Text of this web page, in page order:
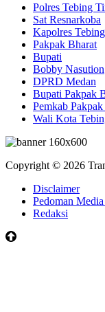
Polres Tebing
Sat Resnarkoba
Kapolres
Pakpak Bharat
Bupati
Bobby Nasution
DPRD Medan
Bupati Pakpak
Pemkab
Wali Kota
Copyright © 2026
Disclaimer
Pedoman
Redaksi